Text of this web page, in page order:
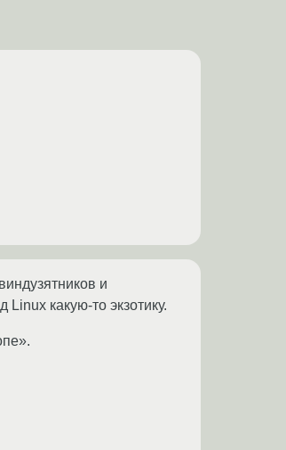
и
Linux какую-то экзотику.